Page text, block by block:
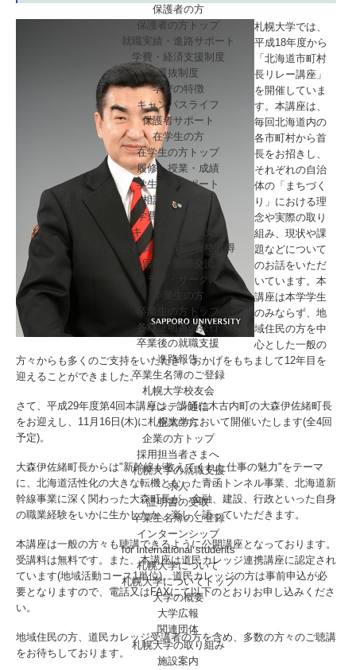
保護者の方
保護者の方トップ
就職実績・進路サポート
学費・経済支援制度
選抜制度
学びの特徴
キャンパスライフ
保護者サポート
在学生の方
在学生の方トップ
履修・授業・成績
学生生活サポート
相談・支援窓口
学費・奨学金情報
キャリア・就職支援
公務員・教員・資格取得
留学・国際交流
クラブ・サークル
卒業生の方
卒業生の方トップ
各種証明書の発行
卒業後の就職支援
進路報告
卒業生名簿のご登録
札幌大学校友会
リンデン通信
企業の方
企業の方トップ
採用担当者さまへ
札幌大学の就職支援
求人
証明書の受取
卒業生名簿のご登録
インターンシップ
for internationalstudents
札幌大学について
札幌大学についてトップ
大学の概要
大学広報
関連団体
札幌大学の取り組み
施設案内
札幌大学では、
平成18年度から
「北海道市町村
長リレー講座」
を開催していま
す。本講座は、
毎回北海道内の
各市町村から首
長をお招きし、
それぞれの自治
体の「まちづく
り」における理
念や実際の取り
組み、現状や課
題などについて
のお話をいただ
いています。本
講座は本学学生
のみならず、地
域住民の方を中
心とした一般の
方々からも多くのご支持をいただき、おかげをもちまして12年目を
迎えることができました。
さて、平成29年度第4回本講座は、講師に木古内町の大森伊佐緒町長
をお迎えし、11月16日(木)に札幌大学において開催いたします(全4回
予定)。
大森伊佐緒町長からは"新幹線が教えてくれた仕事の魅力"をテーマ
に、北海道活性化の大きな転機となった青函トンネル事業、北海道新
幹線事業に深く関わった大森町長が、金融、建設、行政といった自身
の職業経験をいかに生かしたか、楽しく語っていただきます。
本講座は一般の方々も聴講できるように公開講座となっております。
受講料は無料です。また、本講座は道民カレッジ連携講座に認定され
ています(地域活動コース1単位)。道民カレッジの方は事前申込が必
要となりますので、電話又はFAXにて以下のとおりお申し込みくださ
い。
地域住民の方、道民カレッジ受講者の方を含め、多数の方々のご聴講
をお待ちしております。